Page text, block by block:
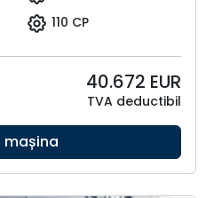
110 CP
40.672 EUR
TVA deductibil
mașina